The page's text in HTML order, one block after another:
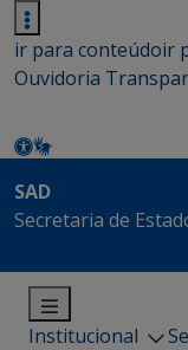
ir para conteúdoir
Ouvidoria
SAD
Secretaria de
Institucional